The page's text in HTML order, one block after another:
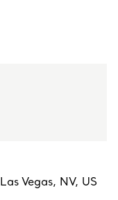
Las Vegas, NV, US